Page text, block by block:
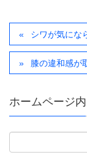
シワが気に
膝の違和感が
ホームページ